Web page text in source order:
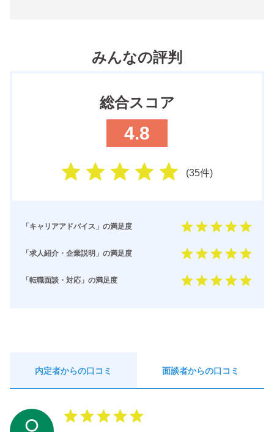
みんなの評判
総合スコア
4.8
(35件)
「キャリアアドバイス」の満足度
「求人紹介・企業説明」の満足度
「転職面談・対応」の満足度
内定者からの口コミ 面談者からの口コミ